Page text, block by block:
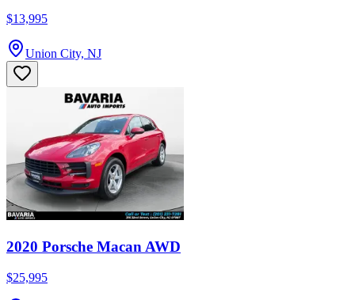
$13,995
Union City, NJ
2020 Porsche Macan AWD
$25,995